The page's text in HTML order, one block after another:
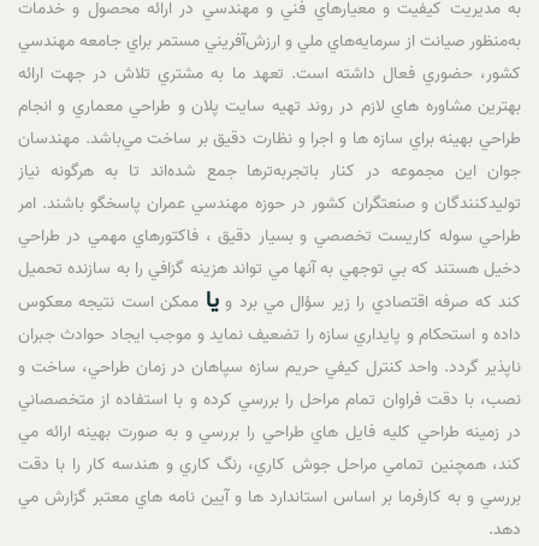
به مديريت کيفيت و معيارهاي فني و مهندسي در ارائه محصول و خدمات
به‌منظور صيانت از سرمايه‌هاي ملي و ارزش‌آفريني مستمر براي جامعه مهندسي
کشور، حضوري فعال داشته است. تعهد ما به مشتري تلاش در جهت ارائه
بهترين مشاوره هاي لازم در روند تهيه سايت پلان و طراحي معماري و انجام
طراحي بهينه براي سازه ها و اجرا و نظارت دقيق بر ساخت مي‌باشد. مهندسان
جوان اين مجموعه در کنار باتجربه‌ترها جمع شده‌اند تا به هرگونه نياز
توليدکنندگان و صنعتگران کشور در حوزه مهندسي عمران پاسخگو باشند. امر
طراحي سوله کاريست تخصصي و بسيار دقيق ، فاکتورهاي مهمي در طراحي
دخيل هستند که بي توجهي به آنها مي تواند هزينه گزافي را به سازنده تحميل
کند که صرفه اقتصادي را زير سؤال مي برد ويا ممکن است نتيجه معکوس
داده و استحکام و پايداري سازه را تضعيف نمايد و موجب ايجاد حوادث جبران
ناپذير گردد. واحد کنترل کيفي حريم سازه سپاهان در زمان طراحي، ساخت و
نصب، با دقت فراوان تمام مراحل را بررسي کرده و با استفاده از متخصصاني
در زمينه طراحي کليه فايل هاي طراحي را بررسي و به صورت بهينه ارائه مي
کند، همچنين تمامي مراحل جوش کاري، رنگ کاري و هندسه کار را با دقت
بررسي و به کارفرما بر اساس استاندارد ها و آيين نامه هاي معتبر گزارش مي
دهد.